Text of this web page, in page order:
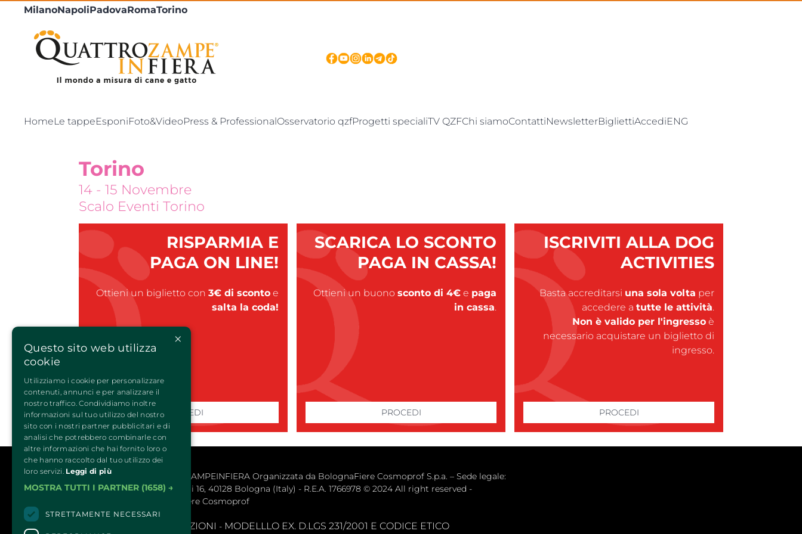
MilanoNapoliPadovaRomaTorino
HomeLe tappeEsponiFoto&VideoPress & ProfessionalOsservatorio qzfProgetti specialiTV QZFChi siamoContattiNewsletterBigliettiAccediENG
Torino
14 - 15 Novembre
Scalo Eventi Torino
RISPARMIA E
PAGA ON LINE!
Ottieni un biglietto con 3€ di sconto e
salta la coda!
PROCEDI
SCARICA LO SCONTO
PAGA IN CASSA!
Ottieni un buono sconto di 4€ e paga
in cassa.
PROCEDI
ISCRIVITI ALLA DOG
ACTIVITIES
Basta accreditarsi una sola volta per
accedere a tutte le attività.
Non è valido per l'ingresso è
necessario acquistare un biglietto di
ingresso.
PROCEDI
QUATTROZAMPEINFIERA Organizzata da BolognaFiere Cosmoprof S.p.a. – Sede legale:
Via Maserati 16, 40128 Bologna (Italy) - R.E.A. 1766978 © 2024 All right reserved -
BolognaFiere Cosmoprof
SEGNALAZIONI - MODELLLO EX. D.LGS 231/2001 E CODICE ETICO
×
Questo sito web utilizza
cookie
Utilizziamo i cookie per personalizzare
contenuti, annunci e per analizzare il
nostro traffico. Condividiamo inoltre
informazioni sul tuo utilizzo del nostro
sito con i nostri partner pubblicitari e di
analisi che potrebbero combinarle con
altre informazioni che hai fornito loro o
che hanno raccolto dal tuo utilizzo dei
loro servizi. Leggi di più
MOSTRA TUTTI I PARTNER (1658) →
STRETTAMENTE NECESSARI